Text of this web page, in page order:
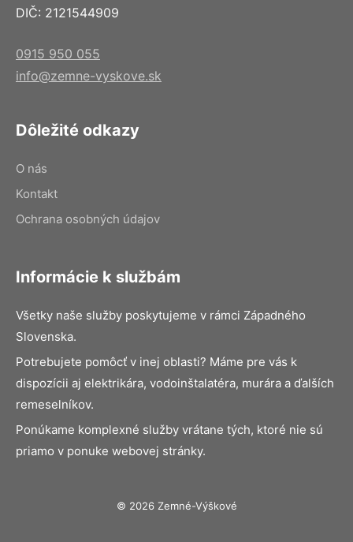
DIČ: 2121544909
0915 950 055
info@zemne-vyskove.sk
Dôležité odkazy
O nás
Kontakt
Ochrana osobných údajov
Informácie k službám
Všetky naše služby poskytujeme v rámci Západného
Slovenska.
Potrebujete pomôcť v inej oblasti? Máme pre vás k
dispozícii aj elektrikára, vodoinštalatéra, murára a ďalších
remeselníkov.
Ponúkame komplexné služby vrátane tých, ktoré nie sú
priamo v ponuke webovej stránky.
© 2026 Zemné-Výškové